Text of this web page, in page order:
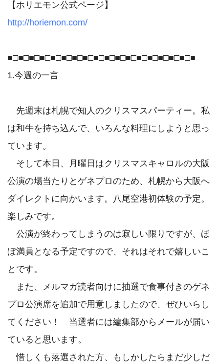
http://horiemon.com/
■□■□■□■□■□■□■□■□■□■□■□■□■□■□■□■□■□■
1.今週の一言
先週末は札幌で知人のクリスマスパーティー。私
は和牛を持ち込んで、いろんな料理にしようと思っ
ています。
そして本日、月曜日はクリスマスキャロルの大阪
公演の場当たりとゲネプロのため、札幌から大阪へ
ダイレクトに向かいます。八尾空港初体験の予定。
楽しみです。
公演が終わってしまうのは寂しい限りですが、ほ
ぼ満員となる予定ですので、それはそれで嬉しいこ
とです。
また、メルマガ読者向けに抽選で食事付きのゲネ
プロ公演席を追加で用意しましたので、ぜひいらし
てください！　当選者には編集部からメールが届い
ていると思います。
惜しくも落選された方、もしかしたらまだ少しだ